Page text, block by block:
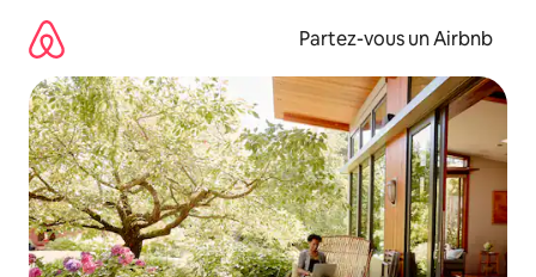
directement
contenu
Partez-vous un Airbnb